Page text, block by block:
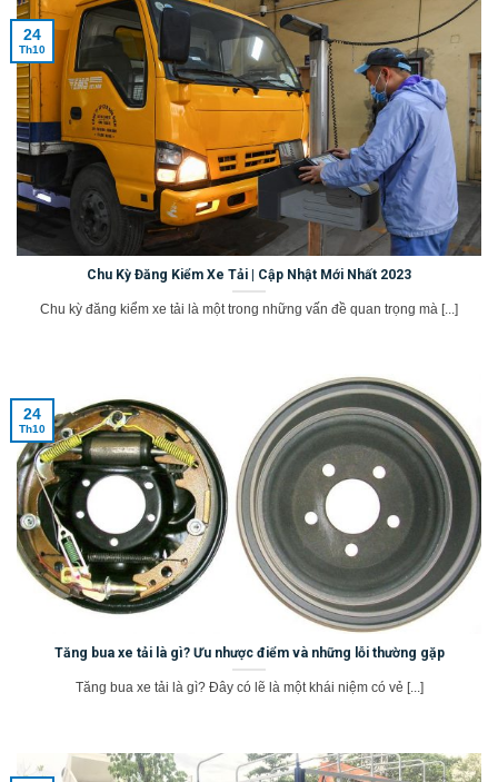
Chu Kỳ Đăng Kiểm Xe Tải | Cập Nhật Mới Nhất 2023
Chu kỳ đăng kiểm xe tải là một trong những vấn đề quan trọng mà [...]
24
Th10
Tăng bua xe tải là gì? Ưu nhược điểm và những lỗi thường gặp
Tăng bua xe tải là gì? Đây có lẽ là một khái niệm có vẻ [...]
24
Th10